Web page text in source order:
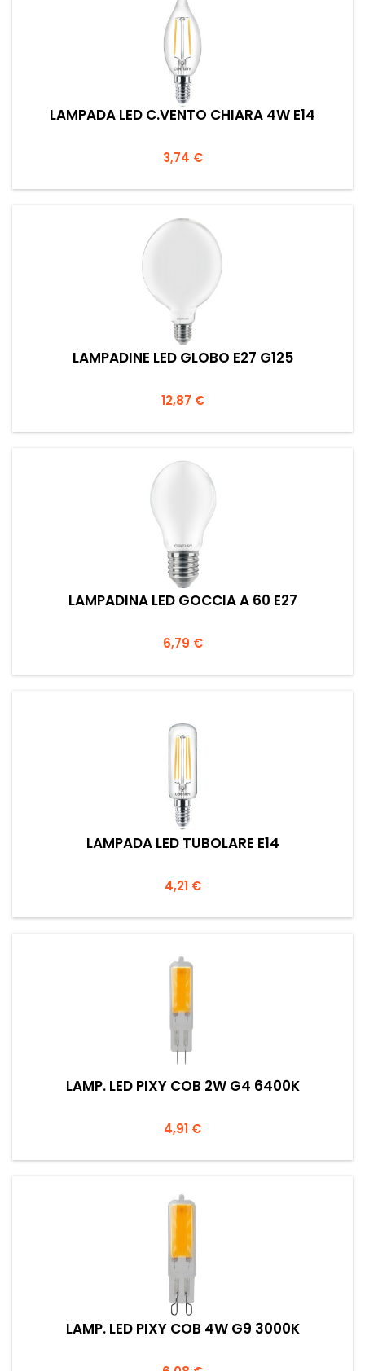
LAMPADA LED C.VENTO CHIARA 4W E14
Prezzo
3,74 €
LAMPADINE LED GLOBO E27 G125
Prezzo
12,87 €
LAMPADINA LED GOCCIA A 60 E27
Prezzo
6,79 €
LAMPADA LED TUBOLARE E14
Prezzo
4,21 €
LAMP. LED PIXY COB 2W G4 6400K
Prezzo
4,91 €
LAMP. LED PIXY COB 4W G9 3000K